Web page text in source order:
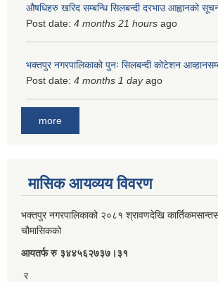
औषधिहरु खरिद सम्बन्धि सिलबन्दी दरभाउ आह्वानको
Post date: 4 months 21 hours ago
भक्तपुर नगरपालिकाको पुनः सिलबन्दी कोटेशन
Post date: 4 months 1 dayago
more
मासिक आयव्यय विवरण
भक्तपुर नगरपालिकाको २०८१ श्रावणदेखि
चौमासिकको
आयतर्फ रु‌ ३४४५६२७३७।३१
र